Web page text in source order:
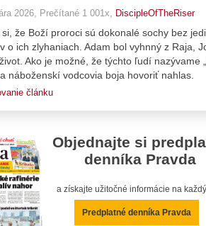
2026, Prečítané 1 001x, DiscipleOfTheRiser
že Boží proroci sú dokonalé sochy bez
o ich zlyhaniach. Adam bol vyhnný z Raja,
Ako je možné, že týchto ľudí
náboženskí vodcovia boja hovoriť nahlas.
článku
Objednajte si
denníka Pravda
a získajte užitočné informácie na
Predplatné denníka Pravda